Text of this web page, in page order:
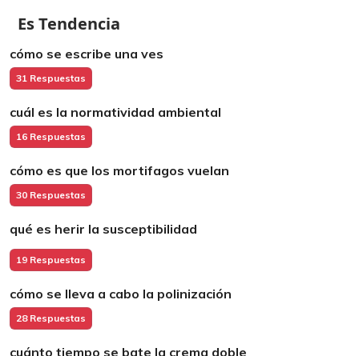
Es Tendencia
cómo se escribe una ves
31 Respuestas
cuál es la normatividad ambiental
16 Respuestas
cómo es que los mortifagos vuelan
30 Respuestas
qué es herir la susceptibilidad
19 Respuestas
cómo se lleva a cabo la polinización
28 Respuestas
cuánto tiempo se bate la crema doble